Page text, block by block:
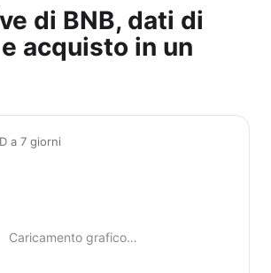
di BNB, dati di
acquisto in un
a 7 giorni
Caricamento grafico…